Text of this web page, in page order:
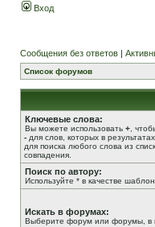
Вход
Сообщения без ответов |
Список форумов
Ключевые слова:
Вы можете использовать + ,
- для слов, которых в
для поиска любого слова из
совпадения.
Поиск по автору:
Используйте * в качестве
Искать в форумах:
Выберите форум или форумы, в